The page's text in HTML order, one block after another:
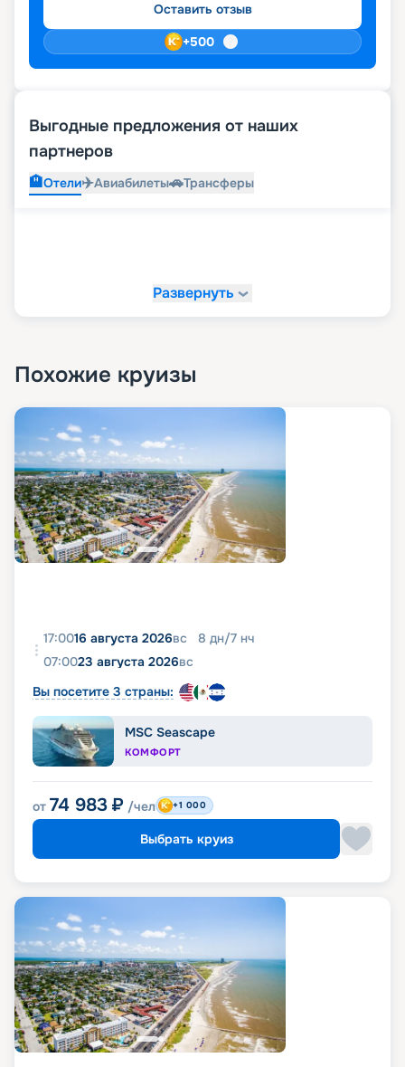
Оставить отзыв
+500
Выгодные предложения от наших
партнеров
🏨Отели✈️Авиабилеты🚗Трансферы
Развернуть
Похожие круизы
17:0016 августа 2026вс 8 дн/7 нч
07:0023 августа 2026вс
Вы посетите 3 страны:
MSC Seascape
КОМФОРТ
от 74 983 ₽ /чел +1 000
Выбрать круиз